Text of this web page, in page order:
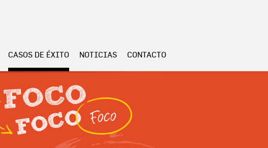
CASOS DE ÉXITO NOTICIAS CONTACTO